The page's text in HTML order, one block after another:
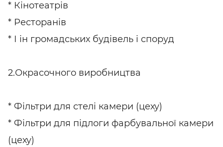
* Кінотеатрів
* Ресторанів
* І ін громадських будівель і споруд
2.Окрасочного виробництва
* Фільтри для стелі камери (цеху)
* Фільтри для підлоги фарбувальної камери
(цеху)